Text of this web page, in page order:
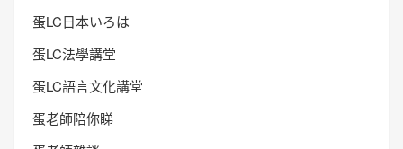
蛋LC日本いろは
蛋LC法學講堂
蛋LC語言文化講堂
蛋老師陪你睇